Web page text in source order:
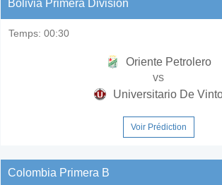
Bolivia Primera Division
Temps: 00:30
Oriente Petrolero
vs
Universitario De
Voir Prédiction
Colombia Primera B